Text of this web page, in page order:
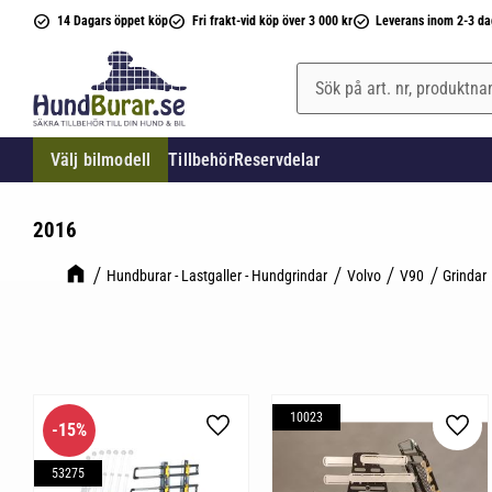
14 Dagars öppet köp Fri frakt-vid köp över 3 000 kr Leverans inom 2-3
Välj bilmodell TillbehörReservdelar
2016
Hundburar - Lastgaller - Hundgrindar Volvo V90 Grindar
15%
53275
Lägg till i favoriter
10023